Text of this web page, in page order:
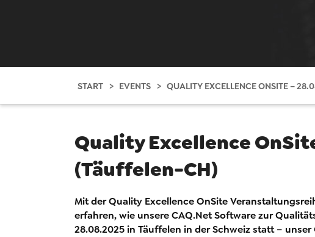
START EVENTS QUALITY EXCELLENCE ONSITE –
Quality Excellence
(Täuffelen-CH)
Mit der Quality Excellence OnSite
erfahren, wie unsere CAQ.Net Software zur
28.08.2025 in Täuffelen in der Schweiz statt –